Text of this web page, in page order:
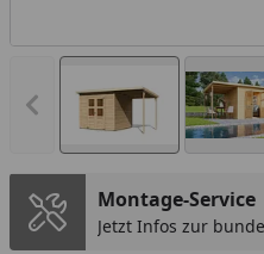
Vorheriges Bild anzeigen
Montage-Service
Jetzt Infos zur